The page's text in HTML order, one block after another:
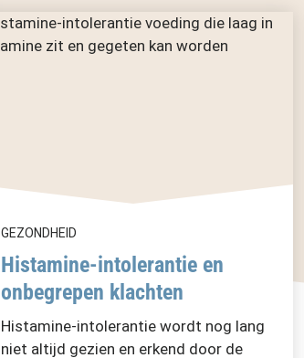
GEZONDHEID
Histamine-intolerantie en
onbegrepen klachten
Histamine-intolerantie wordt nog lang
niet altijd gezien en erkend door de